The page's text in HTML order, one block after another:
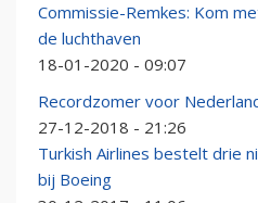
Commissie-Remkes: Kom
de luchthaven
18-01-2020 - 09:07
Recordzomer voor
27-12-2018 - 21:26
Turkish Airlines bestelt drie
bij Boeing